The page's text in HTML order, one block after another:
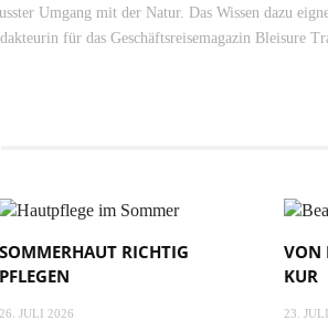
Umgang mit der Natur. Das Wissen dazu
für das Geschäftsreisemagazin Bleisure
SOMMERHAUT RICHTIG
PFLEGEN
26. JULI 2026
VON
KUR
23.